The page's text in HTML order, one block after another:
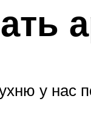
у нас